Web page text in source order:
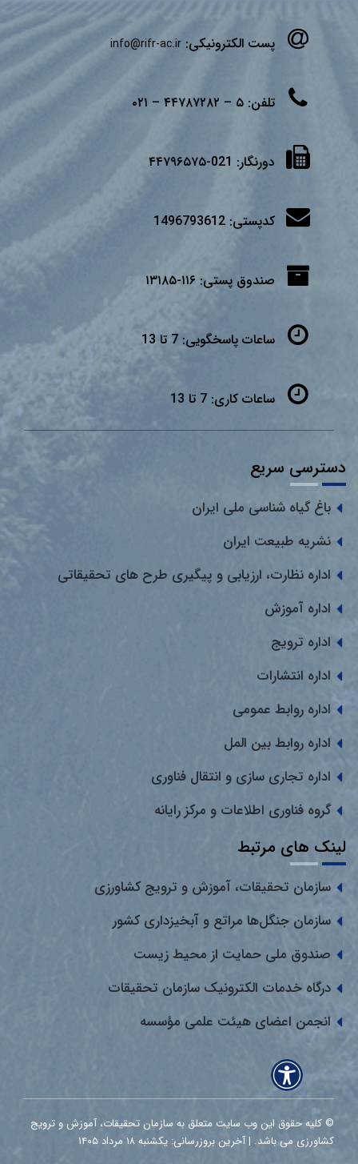
پست الکترونیکی: info@rifr-ac.ir
تلفن: ۵ – ۴۴۷۸۷۲۸۲ – ۰۲۱
دورنگار: 021-۴۴۷۹۶۵۷۵
کدپستی: 1496793612
صندوق پستی: ۱۱۶-۱۳۱۸۵
ساعات پاسخگویی: 7 تا 13
ساعات کاری: 7 تا 13
دسترسی سریع
باغ گیاه شناسی ملی ایران
نشریه طبیعت ایران
اداره نظارت، ارزیابی و پیگیری طرح های تحقیقاتی
اداره آموزش
اداره ترویج
اداره انتشارات
اداره روابط عمومی
اداره روابط بین المل
اداره تجاری سازی و انتقال فناوری
گروه فناوری اطلاعات و مرکز رایانه
لینک های مرتبط
سازمان تحقیقات، آموزش و ترویج کشاورزی
سازمان جنگل‌ها مراتع و آبخیزداری کشور
صندوق ملی حمایت از محیط زیست
درگاه خدمات الکترونیک سازمان تحقیقات
انجمن اعضای هیئت علمی مؤسسه
© کلیه حقوق این وب سایت متعلق به سازمان تحقیقات، آموزش و ترویج
کشاورزی می باشد. | آخرین بروزرسانی: یکشنبه ۱۸ مرداد ۱۴۰۵